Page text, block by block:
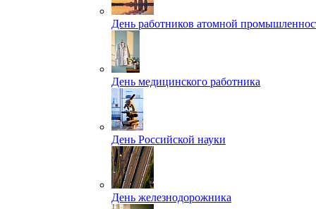
День работников атомной
День медицинского работника
День Российской науки
День железнодорожника